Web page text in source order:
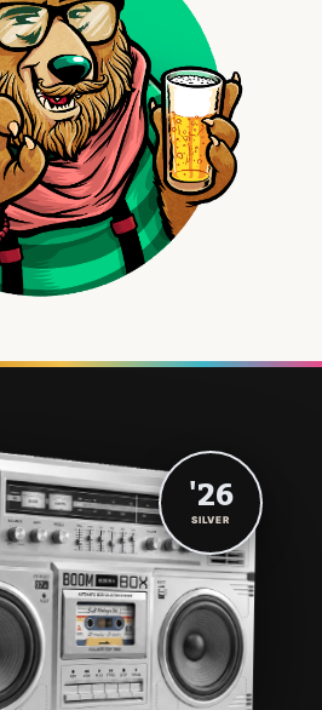
'26
SILVER